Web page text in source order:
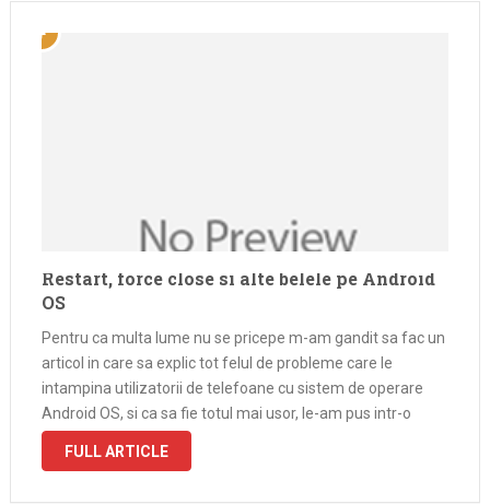
Restart, force close si alte belele pe Android
OS
Pentru ca multa lume nu se pricepe m-am gandit sa fac un
articol in care sa explic tot felul de probleme care le
intampina utilizatorii de telefoane cu sistem de operare
Android OS, si ca sa fie totul mai usor, le-am pus intr-o
forma de FAQ, …
FULL ARTICLE